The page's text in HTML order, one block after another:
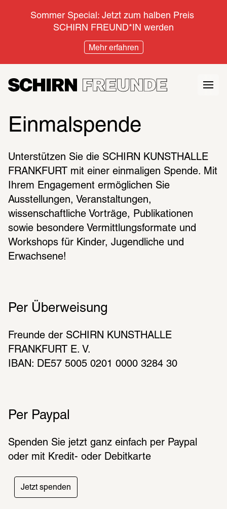
Sommer Special: Jetzt zum halben Preis
SCHIRN FREUND*IN werden
Mehr erfahren
Einmalspende
Unterstützen Sie die SCHIRN KUNSTHALLE
FRANKFURT mit einer einmaligen Spende. Mit
Ihrem Engagement ermöglichen Sie
Ausstellungen, Veranstaltungen,
wissenschaftliche Vorträge, Publikationen
sowie besondere Vermittlungsformate und
Workshops für Kinder, Jugendliche und
Erwachsene!
Per Überweisung
Freunde der SCHIRN KUNSTHALLE
FRANKFURT E. V.
IBAN: DE57 5005 0201 0000 3284 30
Per Paypal
Spenden Sie jetzt ganz einfach per Paypal
oder mit Kredit- oder Debitkarte
Jetzt spenden